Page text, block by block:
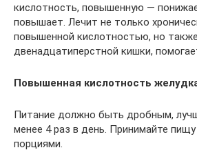
кислотность, повышенную —
повышает. Лечит не только
повышенной кислотностью, но
двенадцатиперстной кишки,
Повышенная кислотность
Питание должно быть дробным,
менее 4 раз в день. Принимайте
порциями.